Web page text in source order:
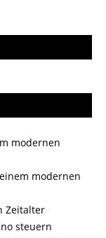
modernen
modernen
Zeitalter
steuern